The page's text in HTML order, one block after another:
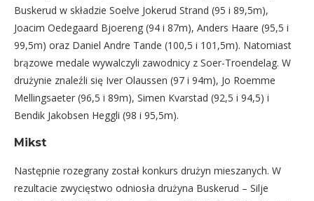
Buskerud w składzie Soelve Jokerud Strand (95 i 89,5m),
Joacim Oedegaard Bjoereng (94 i 87m), Anders Haare (95,5 i
99,5m) oraz Daniel Andre Tande (100,5 i 101,5m). Natomiast
brązowe medale wywalczyli zawodnicy z Soer-Troendelag. W
drużynie znaleźli się Iver Olaussen (97 i 94m), Jo Roemme
Mellingsaeter (96,5 i 89m), Simen Kvarstad (92,5 i 94,5) i
Bendik Jakobsen Heggli (98 i 95,5m).
Mikst
Następnie rozegrany został konkurs drużyn mieszanych. W
rezultacie zwycięstwo odniosła drużyna Buskerud – Silje